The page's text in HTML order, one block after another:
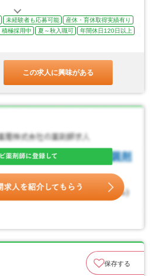
未経験者も応募可能
産休・育休取得実績有り
積極採用中 夏～秋入職可
年間休日120日以上
この求人に興味がある
保存する